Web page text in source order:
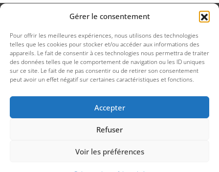
Gérer le consentement
Pour offrir les meilleures expériences, nous utilisons des technologies
telles que les cookies pour stocker et/ou accéder aux informations des
appareils. Le fait de consentir à ces technologies nous permettra de traiter
des données telles que le comportement de navigation ou les ID uniques
sur ce site. Le fait de ne pas consentir ou de retirer son consentement
peut avoir un effet négatif sur certaines caractéristiques et fonctions.
Accepter
Refuser
Voir les préférences
Notre identité
Qualité
Formations INTER
Formations INTRA
Contact
Arabesque formations2026
Politique de confidentialité